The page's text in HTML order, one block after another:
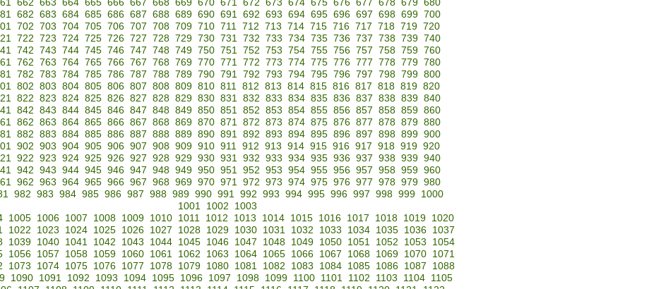
662 663 664 665 666 667 668 669 670 671 672 673 674 675 676 677 678 679 680
682 683 684 685 686 687 688 689 690 691 692 693 694 695 696 697 698 699 700
702 703 704 705 706 707 708 709 710 711 712 713 714 715 716 717 718 719 720
722 723 724 725 726 727 728 729 730 731 732 733 734 735 736 737 738 739 740
742 743 744 745 746 747 748 749 750 751 752 753 754 755 756 757 758 759 760
762 763 764 765 766 767 768 769 770 771 772 773 774 775 776 777 778 779 780
782 783 784 785 786 787 788 789 790 791 792 793 794 795 796 797 798 799 800
802 803 804 805 806 807 808 809 810 811 812 813 814 815 816 817 818 819 820
822 823 824 825 826 827 828 829 830 831 832 833 834 835 836 837 838 839 840
842 843 844 845 846 847 848 849 850 851 852 853 854 855 856 857 858 859 860
862 863 864 865 866 867 868 869 870 871 872 873 874 875 876 877 878 879 880
882 883 884 885 886 887 888 889 890 891 892 893 894 895 896 897 898 899 900
902 903 904 905 906 907 908 909 910 911 912 913 914 915 916 917 918 919 920
922 923 924 925 926 927 928 929 930 931 932 933 934 935 936 937 938 939 940
942 943 944 945 946 947 948 949 950 951 952 953 954 955 956 957 958 959 960
962 963 964 965 966 967 968 969 970 971 972 973 974 975 976 977 978 979 980
982 983 984 985 986 987 988 989 990 991 992 993 994 995 996 997 998 999
1000
1001
1002
1003
1005 1006 1007 1008 1009 1010 1011 1012 1013 1014 1015 1016 1017 1018 1019 1020
1022 1023 1024 1025 1026 1027 1028 1029 1030 1031 1032 1033 1034 1035 1036
1037
1039 1040 1041 1042 1043 1044 1045 1046 1047 1048 1049 1050 1051 1052 1053
1054
1056 1057 1058 1059 1060 1061 1062 1063 1064 1065 1066 1067 1068 1069 1070
1071
1073 1074 1075 1076 1077 1078 1079 1080 1081 1082 1083 1084 1085 1086 1087
1088
1090 1091 1092 1093 1094 1095 1096 1097 1098 1099 1100 1101 1102 1103 1104
1105